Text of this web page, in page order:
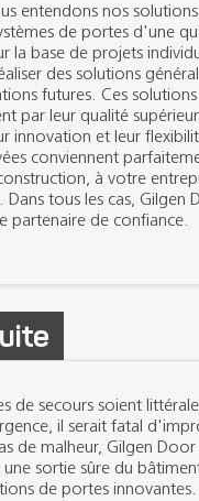
entendons nos solutions
de portes d'une
la base de projets
des solutions
futures. Ces solutions
par leur qualité
innovation et leur
conviennent
à votre
tous les cas, Gilgen
partenaire de confiance.
de secours soient
il serait fatal
de malheur, Gilgen Door
une sortie sûre du
de portes innovantes.